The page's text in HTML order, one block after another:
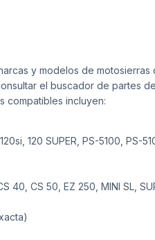
y modelos de motosierras
el buscador de partes de
compatibles incluyen:
120si, 120 SUPER, PS-5100, PS-
40, CS 50, EZ 250, MINI SL,